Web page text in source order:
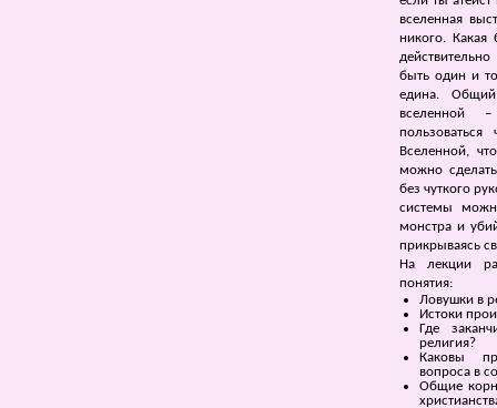
вселенная
никого.
быть один и
едина.
вселенной
Вселенной,
можно
без чуткого
системы
монстра и
прикрываясь
На лекции
понятия:
Ловушки в
Истоки
Где
религия?
Каковы
вопроса в
Общие